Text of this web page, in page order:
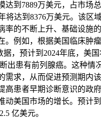
达到7889万美元，占市场
将达到8376万美元。该区
率的不断上升、基础设施
。例如，根据美国临床肿
据，预计到2024年底，美
出患有前列腺癌。这种情
需求，从而促进预测期内
高患者早期诊断意识的政
动美国市场的增长。预计到
亿美元。